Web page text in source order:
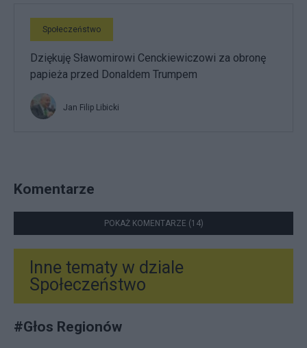
Społeczeństwo
Dziękuję Sławomirowi Cenckiewiczowi za obronę
papieża przed Donaldem Trumpem
Jan Filip Libicki
Komentarze
POKAŻ KOMENTARZE (14)
Inne tematy w dziale
Społeczeństwo
#Głos Regionów